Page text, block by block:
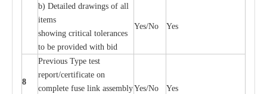
b) Detailed drawings of all
items
showing critical tolerances
to be provided with bid
Yes/No Yes
8
Previous Type test
report/certificate on
complete fuse link assemblyYes/No Yes